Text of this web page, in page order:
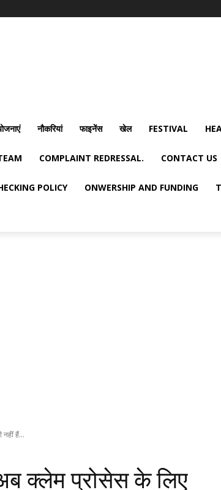
नौकरियां फाइनेंस खेल FESTIVAL
COMPLAINT REDRESSAL. CONTACT US
POLICY ONWERSHIP AND FUNDING
हैं...
क्लेम प्रोसेस के लिए